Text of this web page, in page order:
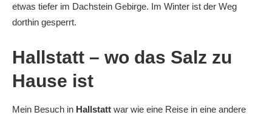
etwas tiefer im Dachstein Gebirge. Im Winter ist der Weg
dorthin gesperrt.
Hallstatt – wo das Salz zu
Hause ist
Mein Besuch in Hallstatt war wie eine Reise in eine andere